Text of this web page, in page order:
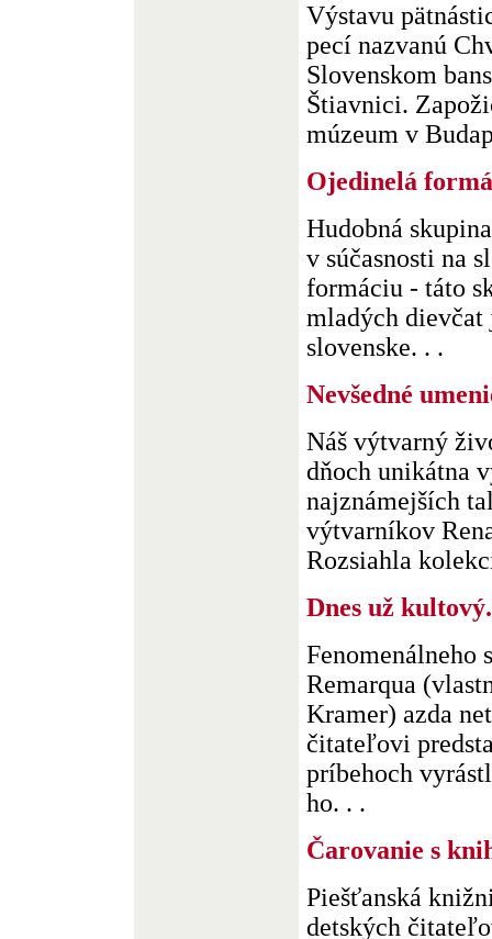
Výstavu
pecí nazvanú
Slovenskom
Štiavnici.
múzeum v
Ojedinelá
Hudobná
v súčasnosti na
formáciu - táto
mladých dievčat
slovenske. . .
Nevšedné
Náš výtvarný
dňoch unikátna
najznámejších
výtvarníkov
Rozsiahla
Dnes už
Fenomenálneho
Remarqua
Kramer) azda
čitateľovi
príbehoch
ho. . .
Čarovanie s
Piešťanská
detských